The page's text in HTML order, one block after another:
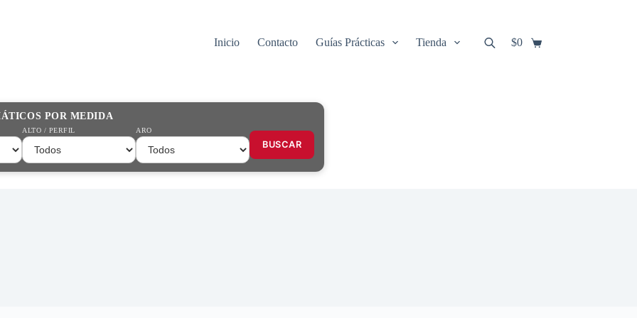
Inicio Contacto Guías Prácticas Tienda
Carro
$0
POR MEDIDA
ALTO / PERFIL ARO
BUSCAR